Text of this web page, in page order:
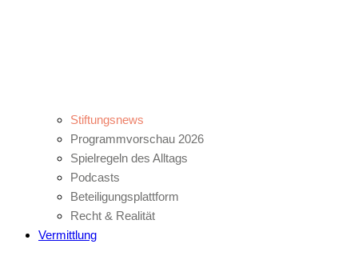
Stiftungsnews
Programmvorschau 2026
Spielregeln des Alltags
Podcasts
Beteiligungsplattform
Recht & Realität
Vermittlung